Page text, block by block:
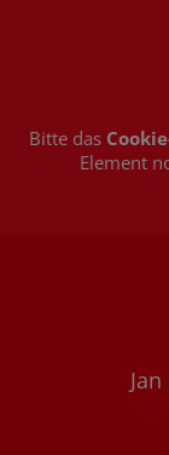
Bitte das
Element